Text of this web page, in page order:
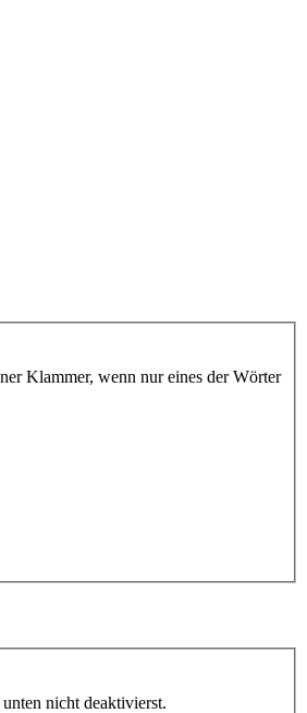
Klammer, wenn nur eines der Wörter
nicht deaktivierst.